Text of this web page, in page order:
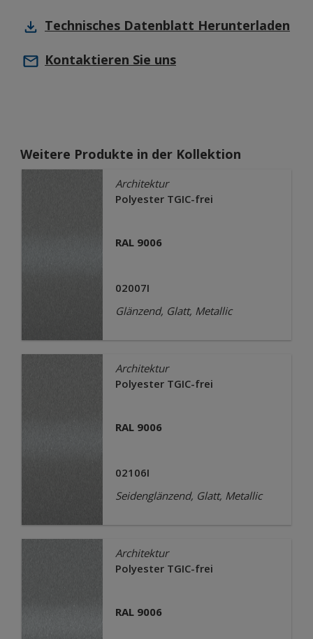
Technisches Datenblatt Herunterladen
Kontaktieren Sie uns
Weitere Produkte in der Kollektion
Architektur
Polyester TGIC-frei
RAL 9006
02007I
Glänzend, Glatt, Metallic
Architektur
Polyester TGIC-frei
RAL 9006
02106I
Seidenglänzend, Glatt, Metallic
Architektur
Polyester TGIC-frei
RAL 9006